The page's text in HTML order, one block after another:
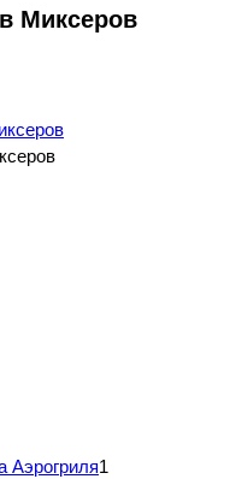
Миксеров
Аэрогриля1